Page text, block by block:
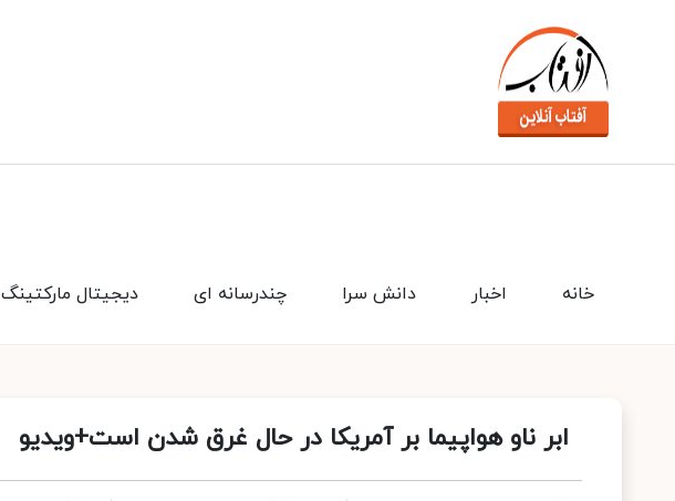
دیجیتال مارکتینگ چندرسانه ای دانش سرا اخبار خانه
ابر ناو هواپیما بر آمریکا در حال غرق شدن است+ویدیو